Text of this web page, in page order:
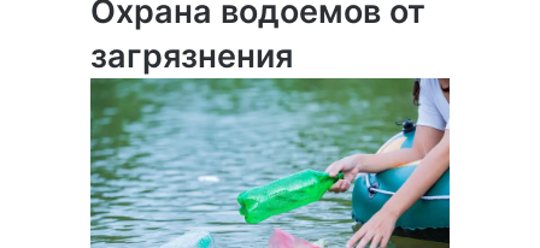
Охрана водоемов от
загрязнения